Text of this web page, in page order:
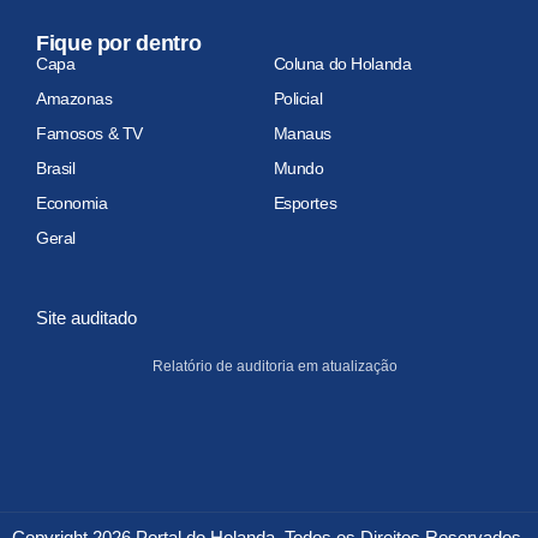
Fique por dentro
Capa
Coluna do Holanda
Amazonas
Policial
Famosos & TV
Manaus
Brasil
Mundo
Economia
Esportes
Geral
Site auditado
Relatório de auditoria em atualização